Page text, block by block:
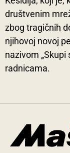
društvenim
zbog tragičnih
njihovoj novoj
nazivom
radnicama.